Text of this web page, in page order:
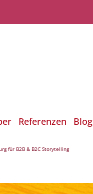
Referenzen Blog
für B2B & B2C Storytelling